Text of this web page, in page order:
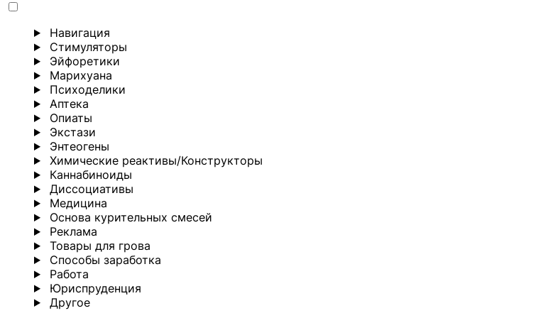
Навигация
Стимуляторы
Эйфоретики
Марихуана
Психоделики
Аптека
Опиаты
Экстази
Энтеогены
Химические реактивы/Конструкторы
Каннабиноиды
Диссоциативы
Медицина
Основа курительных смесей
Реклама
Товары для грова
Способы заработка
Работа
Юриспруденция
Другoе